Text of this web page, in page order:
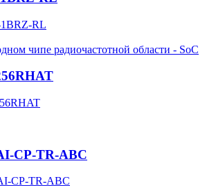
чипе радиочастотной области - SoC
CP-TR-ABC